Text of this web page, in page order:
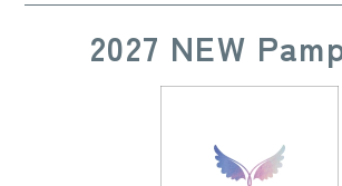
2027 NEW